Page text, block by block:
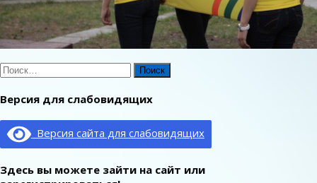
Найти:
Версия для слабовидящих
Версия сайта для слабовидящих
Здесь вы можете зайти на сайт или